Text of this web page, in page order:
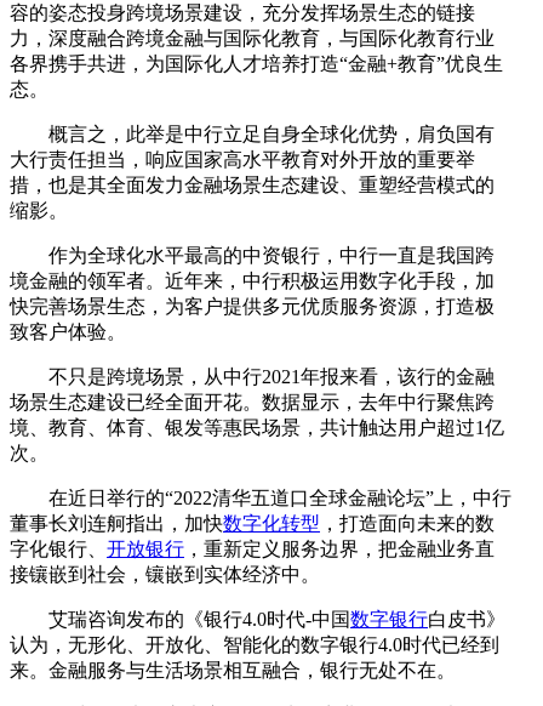
容的姿态投身跨境场景建设，充分发挥场景生态的链接
力，深度融合跨境金融与国际化教育，与国际化教育行业
各界携手共进，为国际化人才培养打造“金融+教育”优良生
态。
概言之，此举是中行立足自身全球化优势，肩负国有
大行责任担当，响应国家高水平教育对外开放的重要举
措，也是其全面发力金融场景生态建设、重塑经营模式的
缩影。
作为全球化水平最高的中资银行，中行一直是我国跨
境金融的领军者。近年来，中行积极运用数字化手段，加
快完善场景生态，为客户提供多元优质服务资源，打造极
致客户体验。
不只是跨境场景，从中行2021年报来看，该行的金融
场景生态建设已经全面开花。数据显示，去年中行聚焦跨
境、教育、体育、银发等惠民场景，共计触达用户超过1亿
次。
在近日举行的“2022清华五道口全球金融论坛”上，中行
董事长刘连舸指出，加快数字化转型 ，打造面向未来的数
字化银行、 开放银行 ，重新定义服务边界，把金融业务直
接镶嵌到社会，镶嵌到实体经济中。
艾瑞咨询发布的《银行4.0时代-中国数字银行白皮书》
认为，无形化、开放化、智能化的数字银行4.0时代已经到
来。金融服务与生活场景相互融合，银行无处不在。